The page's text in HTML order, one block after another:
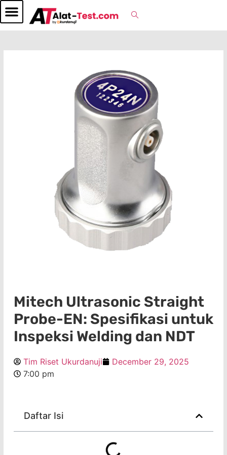
Mitech Ultrasonic Straight
Probe-EN: Spesifikasi untuk
Inspeksi Welding dan NDT
Tim Riset Ukurdanuji
December 29, 2025
7:00 pm
Daftar Isi